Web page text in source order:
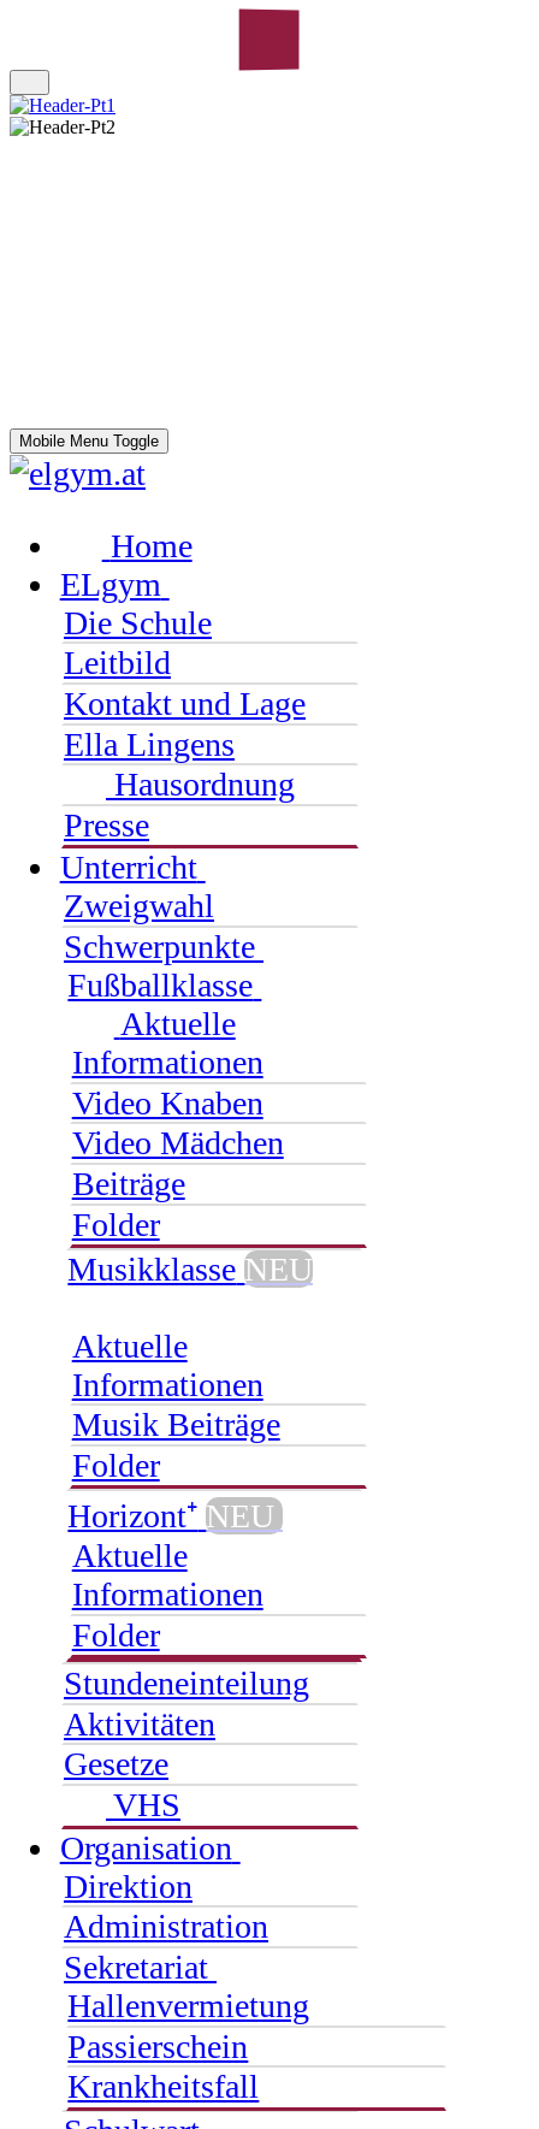
Mobile Menu Toggle
Home
ELgym
Die Schule
Leitbild
Kontakt und Lage
Ella Lingens
Hausordnung
Presse
Unterricht
Zweigwahl
Schwerpunkte
Fußballklasse
Aktuelle
Informationen
Video Knaben
Video Mädchen
Beiträge
Folder
Musikklasse NEU
Aktuelle
Informationen
Musik Beiträge
Folder
Horizont⁺ NEU
Aktuelle
Informationen
Folder
Stundeneinteilung
Aktivitäten
Gesetze
VHS
Organisation
Direktion
Administration
Sekretariat
Hallenvermietung
Passierschein
Krankheitsfall